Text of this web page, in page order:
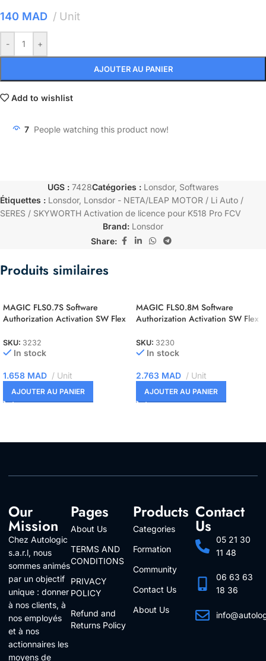
140 MAD Unit
- +
AJOUTER AU PANIER
Add to wishlist
7 People watching this product now!
UGS : 7428Catégories : Lonsdor, Softwares
Étiquettes : Lonsdor, Lonsdor - NETA/LEAP MOTOR / Li Auto /
SERES / SKYWORTH Activation de licence pour K518 Pro FCV
Brand: Lonsdor
Share:
Produits similaires
MAGIC FLS0.7S Software
Authorization Activation SW Flex
SKU: 3232
In stock
1.658 MAD Unit
AJOUTER AU PANIER
MAGIC FLS0.8M Software
Authorization Activation SW Flex
SKU: 3230
In stock
2.763 MAD Unit
AJOUTER AU PANIER
Our
Mission
Chez Autologic
s.a.r.l, nous
sommes animés
par un objectif
unique : donner
à nos clients, à
nos employés
et à nos
actionnaires les
moyens de
Pages
About Us
TERMS AND
CONDITIONS
PRIVACY
POLICY
Refund and
Returns Policy
Products
Categories
Formation
Community
Contact Us
About Us
Contact
Us
05 21 30
11 48
06 63 63
18 36